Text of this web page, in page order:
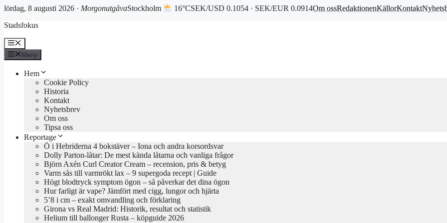
lördag, 8 augusti 2026 · MorgonutgåvaStockholm 16°CSEK/USD 0.1054 · SEK/EUR 0.0914Om ossRedaktionenKällorKontakt
till
Stadsfokus
Meny
Meny
Hem
Cookie Policy
Historia
Kontakt
Nyhetsbrev
Om oss
Tipsa oss
Reportage
Ö i Hebriderna 4 bokstäver – Iona och andra korsordsvar
Dolly Parton-låtar: De mest kända låtarna och vanliga frågor
Björn Axén Curl Creator Cream – recension, pris & betyg
Varm sås till varmrökt lax – 9 supergoda recept | Guide
Högt blodtryck symptom ögon – så påverkar det dina ögon
Hur farligt är vape? Jämfört med cigg, lungor och hjärta
5’8 i cm – exakt omvandling och förklaring
Girona vs Real Madrid: Historik, resultat och statistik
Helium till ballonger Rusta – köpguide 2026